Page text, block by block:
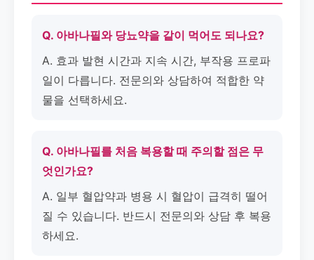
Q. 아바나필와 당뇨약을 같이 먹어도 되나요?
A. 효과 발현 시간과 지속 시간, 부작용 프로파
일이 다릅니다. 전문의와 상담하여 적합한 약
물을 선택하세요.
Q. 아바나필를 처음 복용할 때 주의할 점은 무
엇인가요?
A. 일부 혈압약과 병용 시 혈압이 급격히 떨어
질 수 있습니다. 반드시 전문의와 상담 후 복용
하세요.